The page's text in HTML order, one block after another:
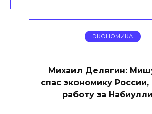
ЭКОНОМИКА
Михаил Делягин:
спас экономику
работу за